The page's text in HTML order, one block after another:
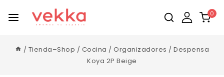
0
/ Tienda–Shop / Cocina / Organizadores / Despensa
Koya 2P Beige